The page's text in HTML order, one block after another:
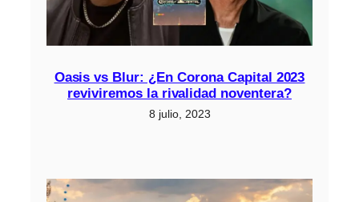
Oasis vs Blur: ¿En Corona Capital 2023
reviviremos la rivalidad noventera?
8 julio, 2023